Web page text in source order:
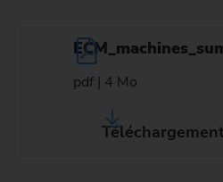
pdf | 4 Mo